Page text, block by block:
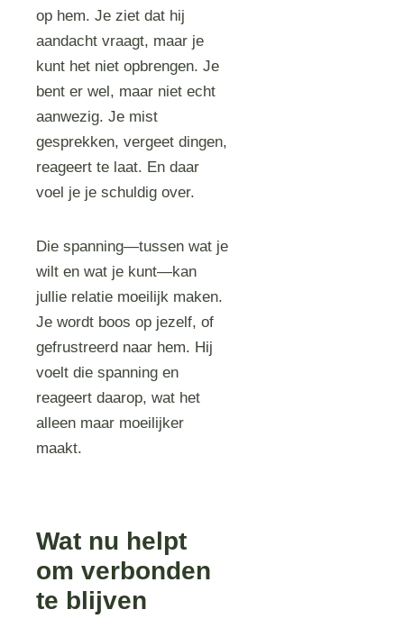
op hem. Je ziet dat hij
aandacht vraagt, maar je
kunt het niet opbrengen. Je
bent er wel, maar niet echt
aanwezig. Je mist
gesprekken, vergeet dingen,
reageert te laat. En daar
voel je je schuldig over.
Die spanning—tussen wat je
wilt en wat je kunt—kan
jullie relatie moeilijk maken.
Je wordt boos op jezelf, of
gefrustreerd naar hem. Hij
voelt die spanning en
reageert daarop, wat het
alleen maar moeilijker
maakt.
Wat nu helpt
om verbonden
te blijven